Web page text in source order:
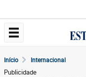
Início Internacional
Publicidade